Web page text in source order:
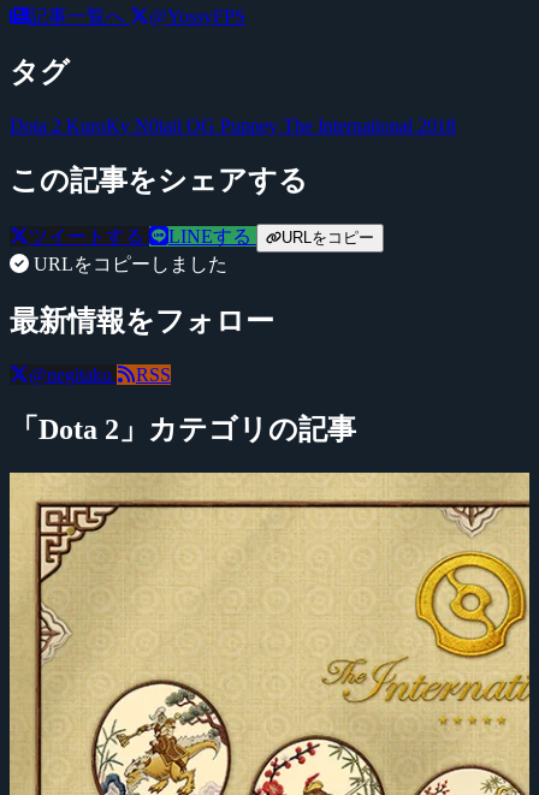
記事一覧へ @YossyFPS
タグ
Dota 2 KuroKy N0tail OG Puppey The International 2018
この記事をシェアする
ツイートする LINEする URLをコピー
URLをコピーしました
最新情報をフォロー
@negitaku RSS
「Dota 2」カテゴリの記事